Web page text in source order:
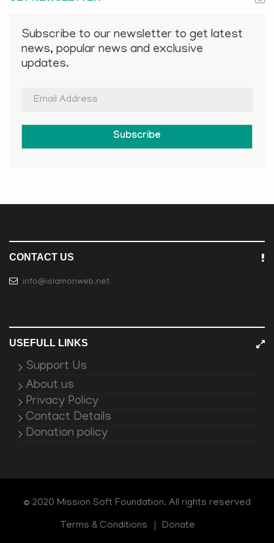
Subscribe to our newsletter to get latest
news, popular news and exclusive
updates.
Subscribe
CONTACT US
info@islamonweb.net
USEFULL LINKS
Support Us
About us
Privacy Policy
Contact Details
Donation policy
© 2020 Mission Soft Foundation. All rights reserved
Terms & Conditions Donate